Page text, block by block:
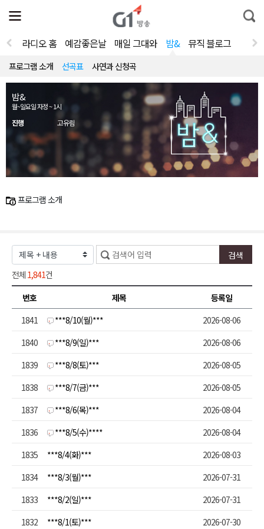
전
체
뉴
열
통
합
라디오 홈 예감좋은날 매일 그대와 밤& 뮤직 블로그
프로그램 소개 선곡표 사연과 신청곡
밤&
월~일요일 자정 ~ 1시
진행 고유림
프로그램 소개
전체 1,841건
번호
제목
등록일
1841
***8/10(월)***
2026-08-06
1840
***8/9(일)***
2026-08-06
1839
***8/8(토)***
2026-08-05
1838
***8/7(금)***
2026-08-05
1837
***8/6(목)***
2026-08-04
1836
***8/5(수)****
2026-08-04
1835
***8/4(화)***
2026-08-03
1834
***8/3(월)***
2026-07-31
1833
***8/2(일)***
2026-07-31
1832
***8/1(토)*** 2026-07-30